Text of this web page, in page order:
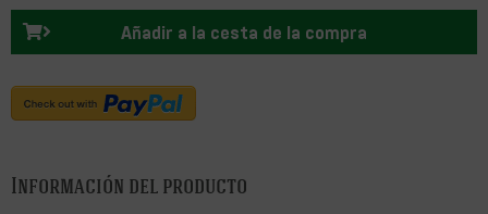
Añadir a la cesta de la compra
Información del producto